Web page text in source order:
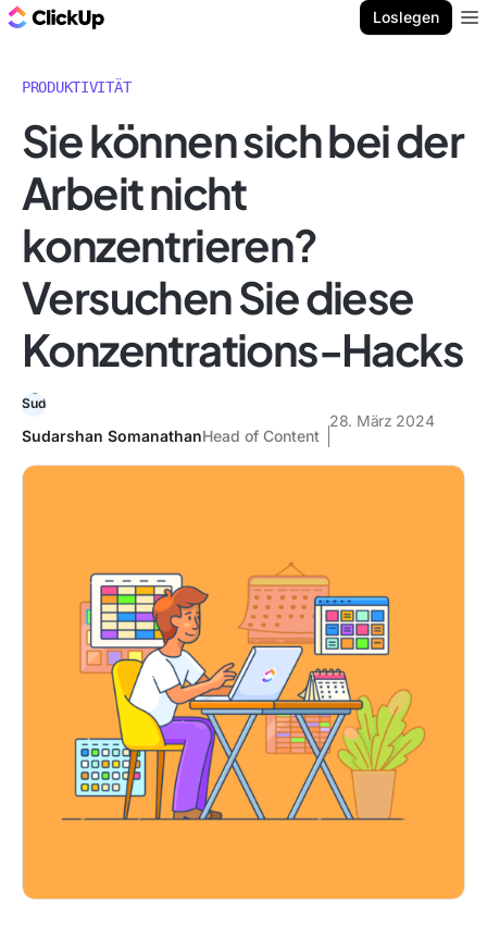
Loslegen
PRODUKTIVITÄT
Sie können sich bei der
Arbeit nicht
konzentrieren?
Versuchen Sie diese
Konzentrations-Hacks
Sudarshan SomanathanHead of Content
28. März 2024